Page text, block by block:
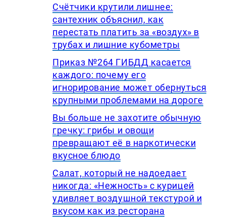
Счётчики крутили лишнее:
сантехник объяснил, как
перестать платить за «воздух» в
трубах и лишние кубометры
Приказ №264 ГИБДД касается
каждого: почему его
игнорирование может обернуться
крупными проблемами на дороге
Вы больше не захотите обычную
гречку: грибы и овощи
превращают её в наркотически
вкусное блюдо
Салат, который не надоедает
никогда: «Нежность» с курицей
удивляет воздушной текстурой и
вкусом как из ресторана